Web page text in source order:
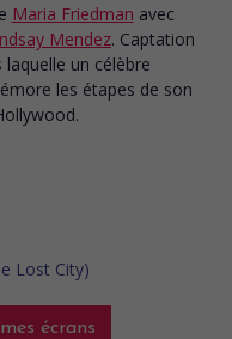
Maria Friedman avec
Mendez. Captation
un célèbre
les étapes de son
écrans